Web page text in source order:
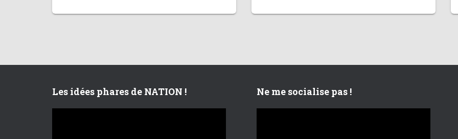
Les idées phares de NATION ! Ne me socialise pas !